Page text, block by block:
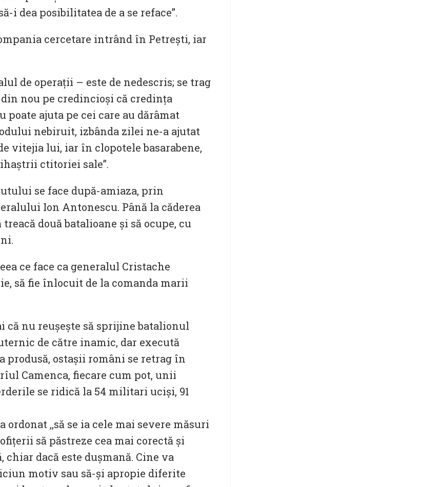
i dea posibilitatea de a se reface”.
cercetare intrând în Petreşti, iar
de operaţii – este de nedescris; se trag
nou pe credincioşi că credinţa
poate ajuta pe cei care au dărâmat
nebiruit, izbânda zilei ne-a ajutat
vitejia lui, iar în clopotele basarabene,
ctitoriei sale”.
se face după-amiaza, prin
Ion Antonescu. Până la căderea
două batalioane și să ocupe, cu
ce face ca generalul Cristache
să fie înlocuit de la comanda marii
nu reuşeşte să sprijine batalionul
de către inamic, dar execută
ostaşii români se retrag în
Camenca, fiecare cum pot, unii
se ridică la 54 militari ucişi, 91
,,să se ia cele mai severe măsuri
să păstreze cea mai corectă şi
dacă este duşmană. Cine va
motiv sau să-şi apropie diferite